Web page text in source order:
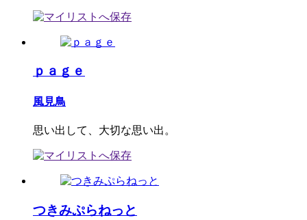
ｐａｇｅ
風見鳥
思い出して、大切な思い出。
つきみぷらねっと